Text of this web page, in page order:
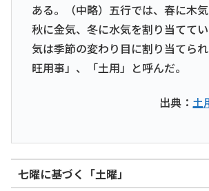
ある。（中略）五行では、春に木気
秋に金気、冬に水気を割り当てて
気は季節の変わり目に割り当てら
旺用事」、「土用」と呼んだ。
出典：土
七曜に基づく「土曜」